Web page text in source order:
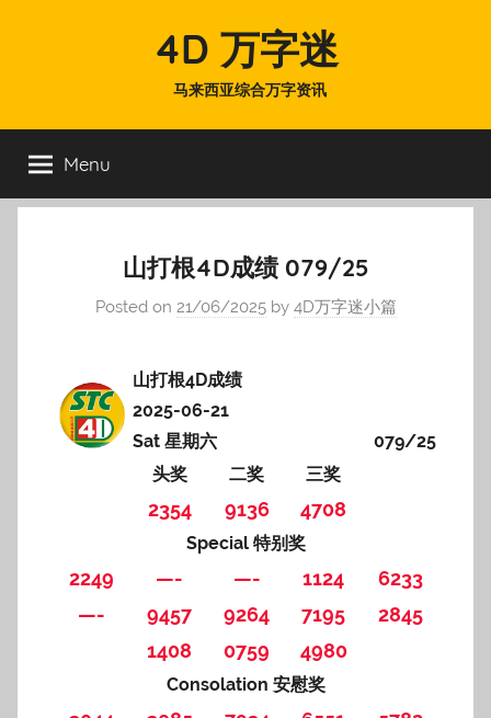
4D 万字迷
马来西亚综合万字资讯
Menu
山打根4D成绩 079/25
Posted on 21/06/2025by 4D万字迷小篇
山打根4D成绩
2025-06-21
Sat 星期六
079/25
头奖
二奖 三奖
2354 9136 4708
Special 特别奖
2249 —- —- 1124
6233
—-
9457 9264 7195
2845
1408
0759 4980
Consolation 安慰奖